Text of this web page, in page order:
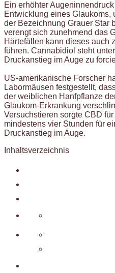
Ein erhöhter
Entwicklung eines Glaukoms,
der Bezeichnung Grauer Star
verengt sich zunehmend das
Härtefällen kann dieses auch
führen. Cannabidiol steht
Druckanstieg im Auge zu
US-amerikanische Forscher
Labormäusen festgestellt,
der weiblichen Hanfpflanze
Glaukom-Erkrankung
Versuchstieren sorgte CBD
mindestens vier Stunden für
Druckanstieg im Auge.
Inhaltsverzeichnis